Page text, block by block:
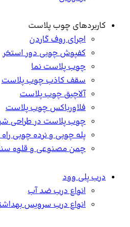
چوب پلاست
اجرای روف گاردن
کفپوش چوبی دور استخر
چوب پلاست نما
سقف کاذب چوب پلاست
آلاچیق چوب پلاست
فلاورباکس چوب پلاست
چوب پلاست در طراحی شهری
پله چوبی و نرده چوبی راه پله
چمن مصنوعی و قلوه سنگ تزئینی
پلی وود
انواع درب ضد آب
انواع درب سرویس بهداشتی و حمام